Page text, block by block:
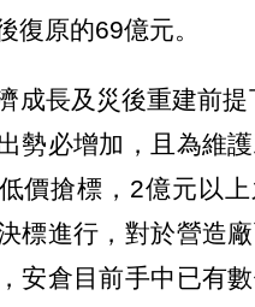
復原的69億元。
成長及災後重建前
勢必增加，且為維
價搶標，2億元以
標進行，對於營造
安倉目前手中已有